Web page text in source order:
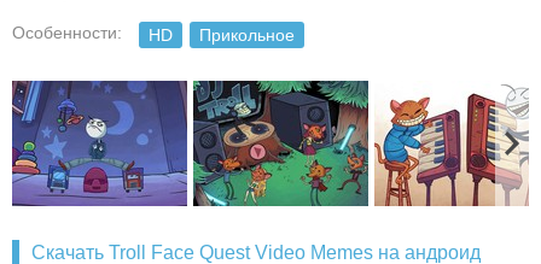
Особенности: HD Прикольное
Скачать Troll Face Quest Video Memes на андроид